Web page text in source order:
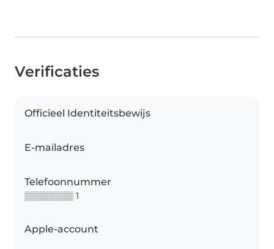
Verificaties
Officieel Identiteitsbewijs
E-mailadres
Telefoonnummer
▒▒▒▒▒▒▒▒ 1
Apple-account